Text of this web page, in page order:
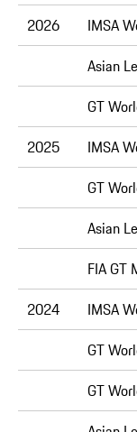
2026 IMSA
Asian
GT
2025
IMSA
GT
Asian
FIA GT
2024
IMSA
GT
GT